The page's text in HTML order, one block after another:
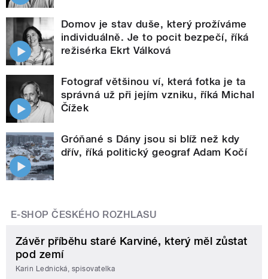
Domov je stav duše, který prožíváme
individuálně. Je to pocit bezpečí, říká
režisérka Ekrt Válková
Fotograf většinou ví, která fotka je ta
správná už při jejím vzniku, říká Michal
Čížek
Gróňané s Dány jsou si blíž než kdy
dřív, říká politický geograf Adam Kočí
E-SHOP ČESKÉHO ROZHLASU
Závěr příběhu staré Karviné, který měl zůstat
pod zemí
Karin Lednická, spisovatelka